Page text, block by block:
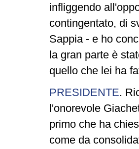
infliggendo
contingentato, di
Sappia - e ho
la gran parte è
quello che lei ha
PRESIDENTE.
l'onorevole
primo che ha
come da